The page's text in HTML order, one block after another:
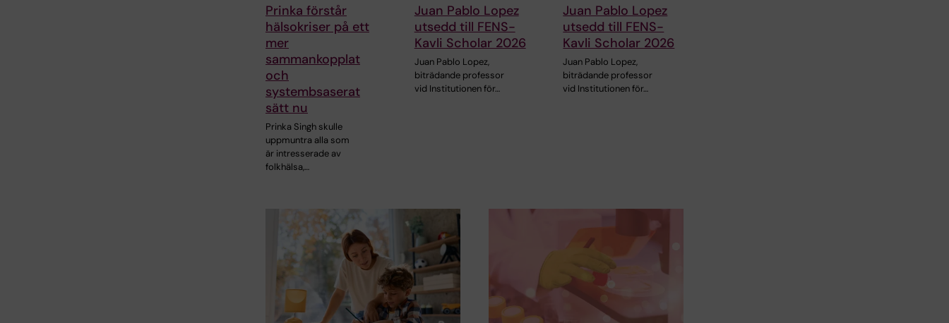
Prinka förstår
hälsokriser på ett
mer
sammankopplat
och
systembsaserat
sätt nu
Prinka Singh skulle
uppmuntra alla som
är intresserade av
folkhälsa,…
Juan Pablo Lopez
utsedd till FENS-
Kavli Scholar 2026
Juan Pablo Lopez,
biträdande professor
vid Institutionen för…
Juan Pablo Lopez
utsedd till FENS-
Kavli Scholar 2026
Juan Pablo Lopez,
biträdande professor
vid Institutionen för…